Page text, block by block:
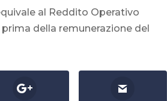
al Reddito Operativo
della remunerazione del